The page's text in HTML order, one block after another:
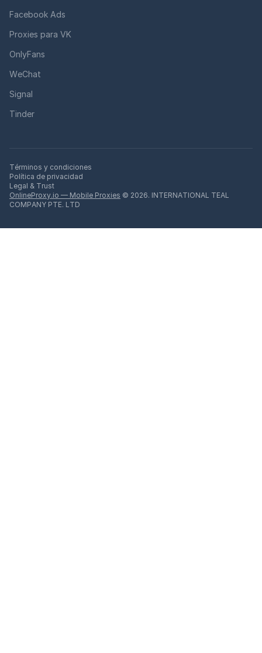
Facebook Ads
Proxies para VK
OnlyFans
WeChat
Signal
Tinder
Términos y condiciones
Política de privacidad
Legal & Trust
OnlineProxy.io — Mobile Proxies © 2026. INTERNATIONAL TEAL
COMPANY PTE. LTD